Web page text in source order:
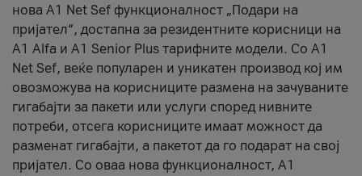
нова A1 Net Sef функционалност „Подари на
пријател“, достапна за резидентните корисници на
А1 Alfa и A1 Senior Plus тарифните модели. Со A1
Net Sef, веќе популарен и уникатен производ кој им
овозможува на корисниците размена на зачуваните
гигабајти за пакети или услуги според нивните
потреби, отсега корисниците имаат можност да
разменат гигабајти, а пакетот да го подарат на свој
пријател. Со оваа нова функционалност, А1